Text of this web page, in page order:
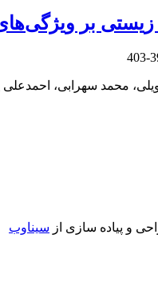
بر
محمد سهرابی، احمدعلی‌
و پیاده سازی از سیناوب